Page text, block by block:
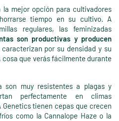
la mejor opción para cultivadores
tiempo en su cultivo. A
regulares, las feminizadas
son productivas y producen
por su densidad y su
que verás fácilmente durante
son muy resistentes a plagas y
perfectamente en climas
Genetics tienen cepas que crecen
como la Cannalope Haze o la